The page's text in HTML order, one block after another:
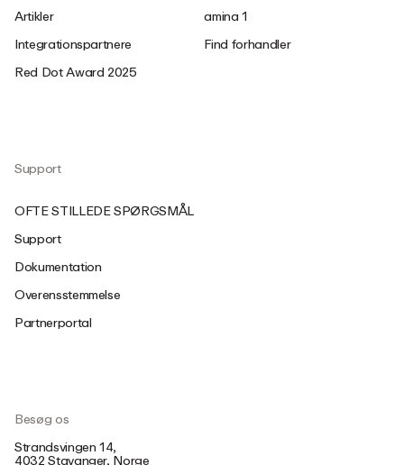
Artikler
Integrationspartnere
Red Dot Award 2025
amina 1
Find forhandler
Support
OFTE STILLEDE SPØRGSMÅL
Support
Dokumentation
Overensstemmelse
Partnerportal
Besøg os
Strandsvingen 14,